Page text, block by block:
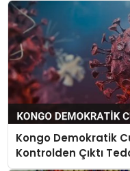
Kongo Demokratik
Kontrolden Çıktı